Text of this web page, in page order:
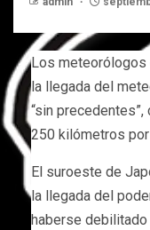
Los meteorólogos
la llegada del
“sin
250 kilómetros por
El suroeste de
la llegada del
haberse